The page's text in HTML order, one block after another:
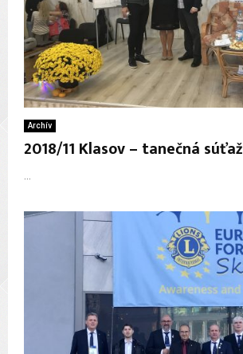
Archív
2018/11 Klasov – tanečná súťaž